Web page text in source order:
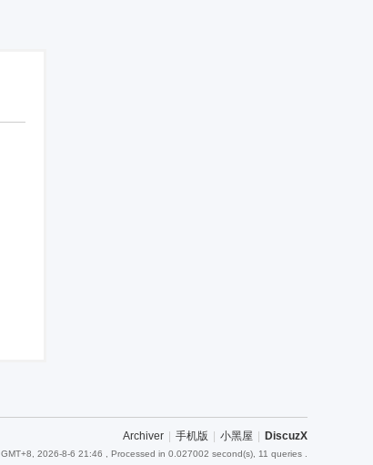
Archiver 手机版 小黑屋 DiscuzX
GMT+8, 2026-8-6 21:46 , Processed in 0.027002 second(s), 11 queries .